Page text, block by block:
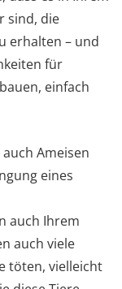
sind, die
erhalten – und
für
einfach
Ameisen
eines
auch Ihrem
auch viele
töten, vielleicht